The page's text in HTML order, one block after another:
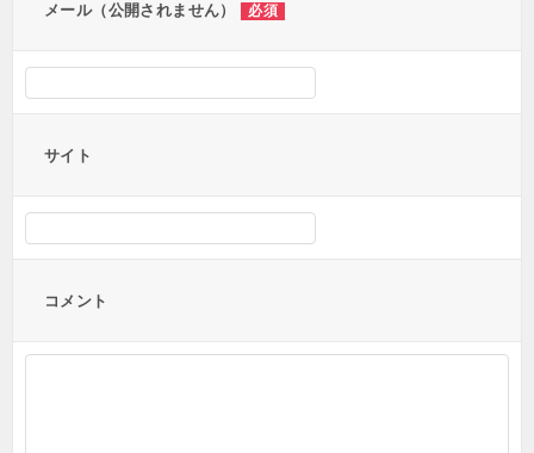
メール（公開されません） 必須
サイト
コメント